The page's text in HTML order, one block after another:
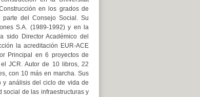
en los grados de
del Consejo Social. Su
S.A. (1989-1992) y en la
sido Director Académico del
la acreditación EUR-ACE
Principal en 6 proyectos de
JCR. Autor de 10 libros, 22
con 10 más en marcha. Sus
y análisis del ciclo de vida de
social de las infraestructuras y